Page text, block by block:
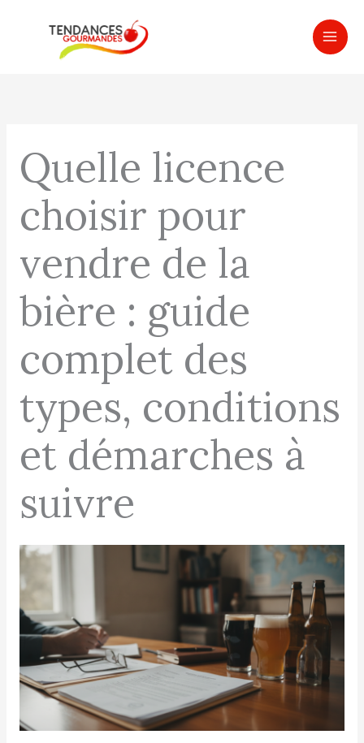
Quelle licence
choisir pour
vendre de la
bière : guide
complet des
types, conditions
et démarches à
suivre